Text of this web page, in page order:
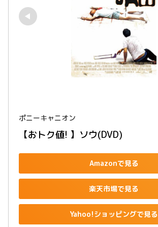
ポニーキャニオン
【おトク値! 】ソウ(DVD)
Amazonで見る
楽天市場で見る
Yahoo!ショッピングで見る